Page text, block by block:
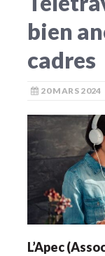
bien
cadres
20 MARS 2024
L’Apec